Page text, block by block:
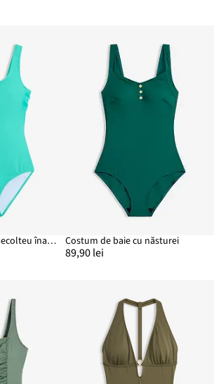
Costum de baie cu decolteu înalt la spate Costum de baie cu năsturei
89,90 lei